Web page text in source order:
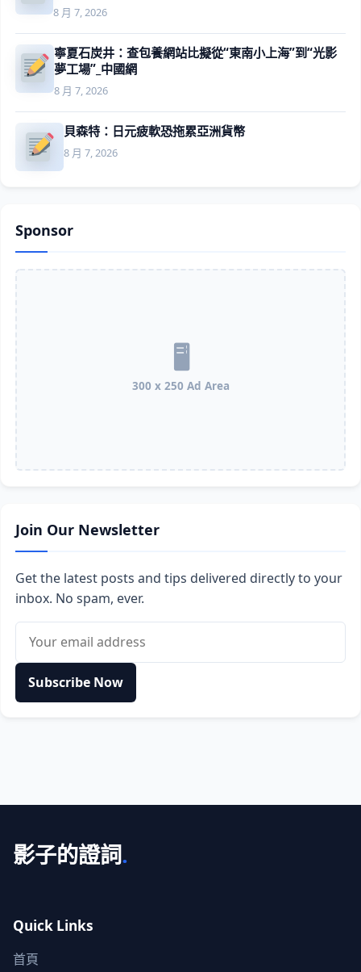
8 月 7, 2026
寧夏石炭井：查包養網站比擬從“東南小上海”到“光影
夢工場”_中國網
8 月 7, 2026
貝森特：日元疲軟恐拖累亞洲貨幣
8 月 7, 2026
Sponsor
300 x 250 Ad Area
Join Our Newsletter
Get the latest posts and tips delivered directly to your
inbox. No spam, ever.
Subscribe Now
影子的證詞.
Quick Links
首頁